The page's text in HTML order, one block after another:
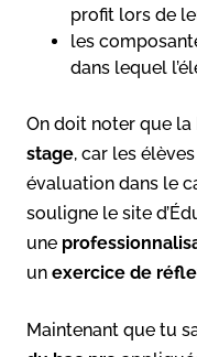
profit lors de
les
dans lequel
On doit noter que la
stage, car les
évaluation dans le
souligne le site
une
un exercice de
Maintenant que tu